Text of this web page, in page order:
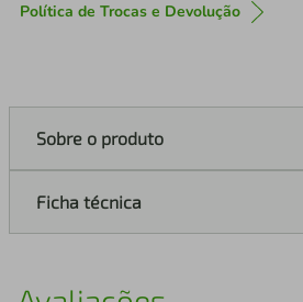
Política de Trocas e Devolução
Sobre o produto
Ficha técnica